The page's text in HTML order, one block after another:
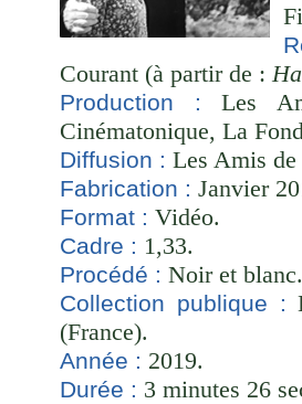
Courant (à partir de :
Production :
Les
Cinématonique, La
Diffusion : Les Amis
Fabrication : Janvier
Format : Vidéo.
Cadre : 1,33.
Procédé : Noir et
Collection publique :
(France).
Année : 2019.
Durée : 3 minutes 26